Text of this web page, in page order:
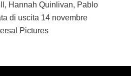
Hannah Quinlivan, Pablo
di uscita 14 novembre
Pictures